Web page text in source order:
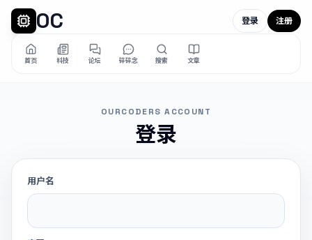
OC
首页 科技 论坛 碎碎念 搜索 文章
登录 注册
OURCODERS ACCOUNT
登录
用户名